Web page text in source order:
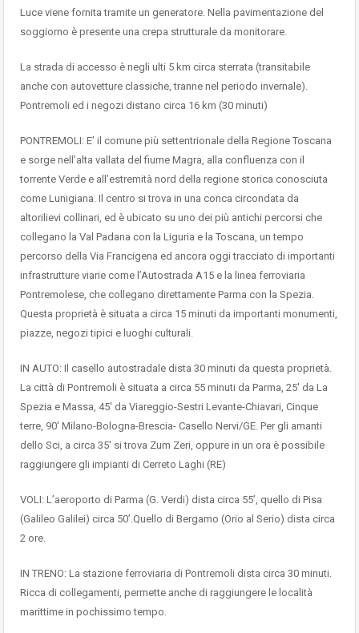
Luce viene fornita tramite un generatore. Nella pavimentazione del
soggiorno è presente una crepa strutturale da monitorare.
La strada di accesso è negli ulti 5 km circa sterrata (transitabile
anche con autovetture classiche, tranne nel periodo invernale).
Pontremoli ed i negozi distano circa 16 km (30 minuti)
PONTREMOLI: E’ il comune più settentrionale della Regione Toscana
e sorge nell’alta vallata del fiume Magra, alla confluenza con il
torrente Verde e all’estremità nord della regione storica conosciuta
come Lunigiana. Il centro si trova in una conca circondata da
altorilievi collinari, ed è ubicato su uno dei più antichi percorsi che
collegano la Val Padana con la Liguria e la Toscana, un tempo
percorso della Via Francigena ed ancora oggi tracciato di importanti
infrastrutture viarie come l’Autostrada A15 e la linea ferroviaria
Pontremolese, che collegano direttamente Parma con la Spezia.
Questa proprietà è situata a circa 15 minuti da importanti monumenti,
piazze, negozi tipici e luoghi culturali.
IN AUTO: Il casello autostradale dista 30 minuti da questa proprietà.
La città di Pontremoli è situata a circa 55 minuti da Parma, 25′ da La
Spezia e Massa, 45′ da Viareggio-Sestri Levante-Chiavari, Cinque
terre, 90′ Milano-Bologna-Brescia- Casello Nervi/GE. Per gli amanti
dello Sci, a circa 35′ si trova Zum Zeri, oppure in un ora è possibile
raggiungere gli impianti di Cerreto Laghi (RE)
VOLI: L’aeroporto di Parma (G. Verdi) dista circa 55’, quello di Pisa
(Galileo Galilei) circa 50’.Quello di Bergamo (Orio al Serio) dista circa
2 ore.
IN TRENO: La stazione ferroviaria di Pontremoli dista circa 30 minuti.
Ricca di collegamenti, permette anche di raggiungere le località
marittime in pochissimo tempo.